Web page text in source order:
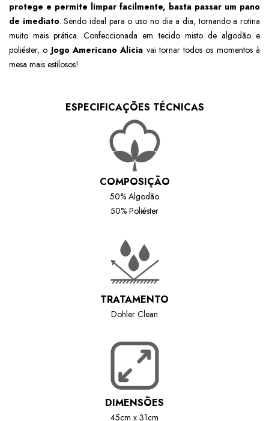
protege e permite limpar facilmente, basta passar um pano
de imediato. Sendo ideal para o uso no dia a dia, tornando a rotina
muito mais prática. Confeccionada em tecido misto de algodão e
poliéster, o Jogo Americano Alicia vai tornar todos os momentos à
mesa mais estilosos!
ESPECIFICAÇÕES TÉCNICAS
COMPOSIÇÃO
50% Algodão
50% Poliéster
TRATAMENTO
Dohler Clean
DIMENSÕES
45cm x 31cm